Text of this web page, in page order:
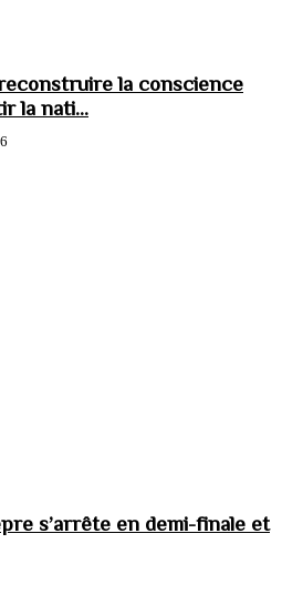
la conscience
la nati...
s’arrête en demi-finale et